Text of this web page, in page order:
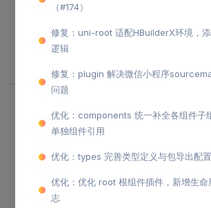
（#174）
修复：uni-root 适配HBuilderX环境，
逻辑
修复：plugin 解决微信小程序
问题
优化：components 统一补全各组件子
单独组件引用
优化：types 完善类型定义与包导出配置
优化：优化 root 根组件插件，新增生命
志
该组件依赖于uView Pro框架，请在安
况下使用。